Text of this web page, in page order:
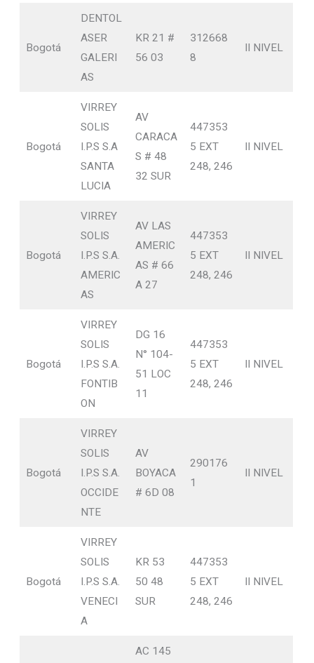
Bogotá
DENTOL
ASER
GALERI
AS
KR 21 #
56 03
312668
8
II NIVEL
Bogotá
VIRREY
SOLIS
I.P.S S.A
SANTA
LUCIA
AV
CARACA
S # 48
32 SUR
447353
5 EXT
248, 246
II NIVEL
Bogotá
VIRREY
SOLIS
I.P.S S.A.
AMERIC
AS
AV LAS
AMERIC
AS # 66
A 27
447353
5 EXT
248, 246
II NIVEL
Bogotá
VIRREY
SOLIS
I.P.S S.A.
FONTIB
ON
DG 16
N° 104-
51 LOC
11
447353
5 EXT
248, 246
II NIVEL
Bogotá
VIRREY
SOLIS
I.P.S S.A.
OCCIDE
NTE
AV
BOYACA
# 6D 08
290176
1
II NIVEL
Bogotá
VIRREY
SOLIS
I.P.S S.A.
VENECI
A
KR 53
50 48
SUR
447353
5 EXT
248, 246
II NIVEL
AC 145